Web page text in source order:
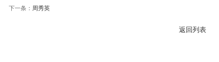
下一条： 周秀英
返回列表